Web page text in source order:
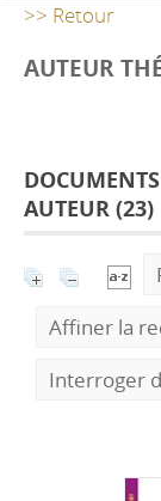
>> Retour
AUTEUR
AUTEUR (23)
Affiner la
Interroger